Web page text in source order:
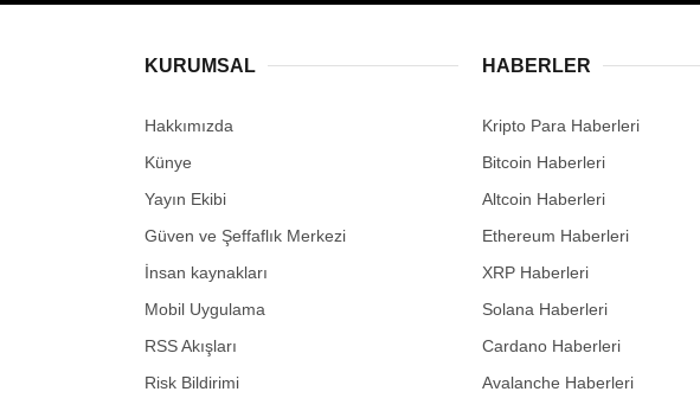
KURUMSAL
Hakkımızda
Künye
Yayın Ekibi
Güven ve Şeffaflık Merkezi
İnsan kaynakları
Mobil Uygulama
RSS Akışları
Risk Bildirimi
HABERLER
Kripto Para Haberleri
Bitcoin Haberleri
Altcoin Haberleri
Ethereum Haberleri
XRP Haberleri
Solana Haberleri
Cardano Haberleri
Avalanche Haberleri